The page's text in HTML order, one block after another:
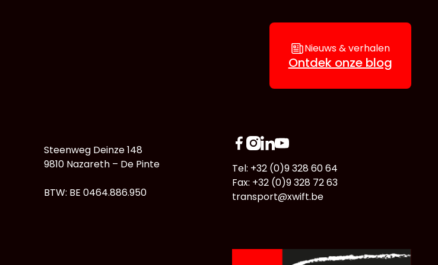
Nieuws & verhalen
Ontdek onze blog
Steenweg Deinze 148
9810 Nazareth – De Pinte
BTW: BE 0464.886.950
Tel: +32 (0)9 328 60 64
Fax: +32 (0)9 328 72 63
transport@xwift.be